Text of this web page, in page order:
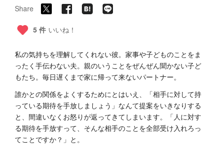
Share
5 件 いいね！
私の気持ちを理解してくれない彼。家事や子どものことをま
ったく手伝わない夫。親のいうことをぜんぜん聞かない子ど
もたち。毎日遅くまで家に帰って来ないパートナー。
誰かとの関係をよくするためにとはいえ、「相手に対して持
っている期待を手放しましょう」なんて提案をいきなりする
と、間違いなくお怒りが返ってきてしまいます。「人に対す
る期待を手放すって、そんな相手のことを全部受け入れろっ
てことですか？」と。